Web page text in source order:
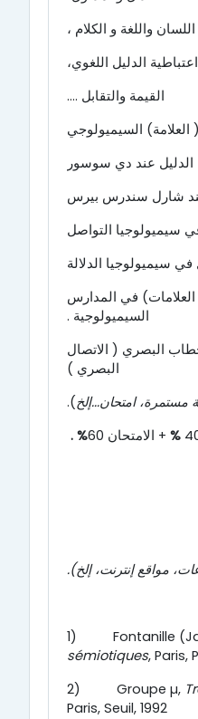
اللسان واللغة و الكلام ،
اعتباطية الدليل اللغوي،
القيمة والتقابل ....
الدليل عند دي سوسور
شارل سندرس بيرس
سيميولوجيا التواصل
في سيميولوجيا الدلالة
العلامات) في المدارس
السيميولوجية .
البصري ( الاتصال
البصري )
مستمرة، امتحان...إلخ).
%
+ الامتحان 60
%
.
مواقع إنترنت، إلخ).
1) Fontanille
sémiotiques, Paris,
2) Groupe µ,
Paris, Seuil, 1992